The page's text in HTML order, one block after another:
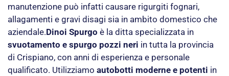
manutenzione può infatti causare rigurgiti fognari,
allagamenti e gravi disagi sia in ambito domestico che
aziendale.Dinoi Spurgo è la ditta specializzata in
svuotamento e spurgo pozzi neri in tutta la provincia
di Crispiano, con anni di esperienza e personale
qualificato. Utilizziamo autobotti moderne e potenti in